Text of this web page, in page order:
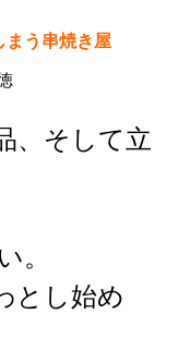
まう串焼き屋
、そして立
。
とし始め